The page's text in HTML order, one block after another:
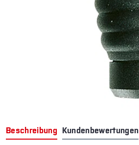
Beschreibung Kundenbewertungen